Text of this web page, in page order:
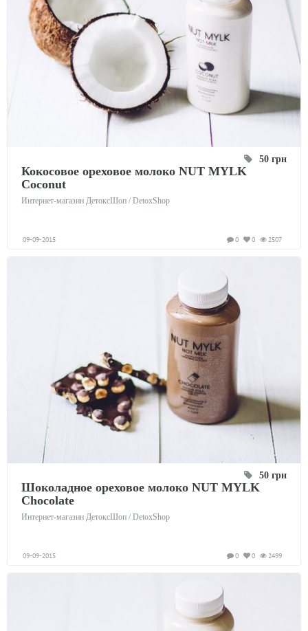
50 грн
Кокосовое ореховое молоко NUT MYLK
Coconut
Интернет-магазин ДетоксШоп / DetoxShop
09-09-2015 2507
0
0
50 грн
Шоколадное ореховое молоко NUT MYLK
Chocolate
Интернет-магазин ДетоксШоп / DetoxShop
09-09-2015 2499
0
0